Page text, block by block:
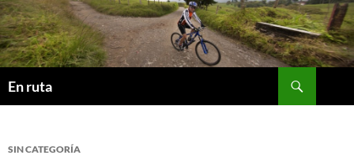
Saltar
al
contenido
En ruta
SIN CATEGORÍA